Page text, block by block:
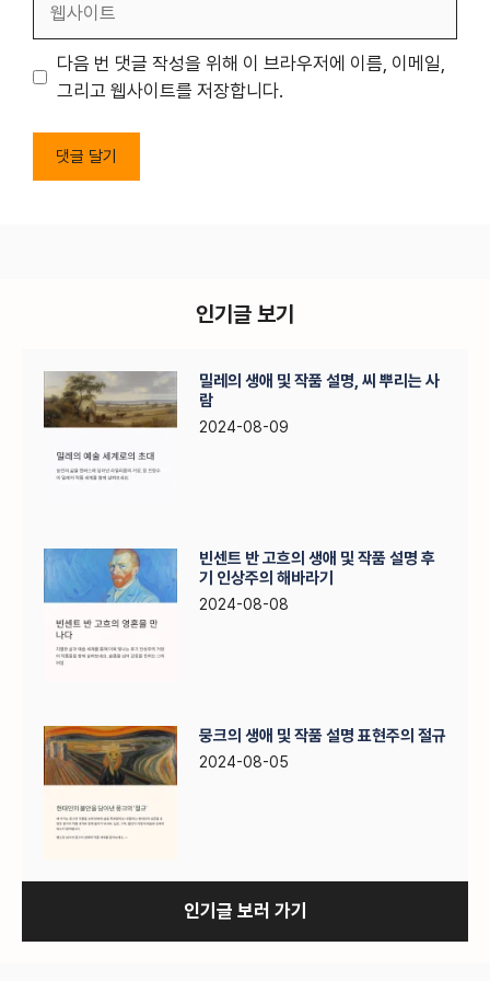
트
다음 번 댓글 작성을 위해 이 브라우저에 이름, 이메일,
그리고 웹사이트를 저장합니다.
인기글 보기
밀레의 생애 및 작품 설명, 씨 뿌리는 사
람
2024-08-09
빈센트 반 고흐의 생애 및 작품 설명 후
기 인상주의 해바라기
2024-08-08
뭉크의 생애 및 작품 설명 표현주의 절규
2024-08-05
인기글 보러 가기